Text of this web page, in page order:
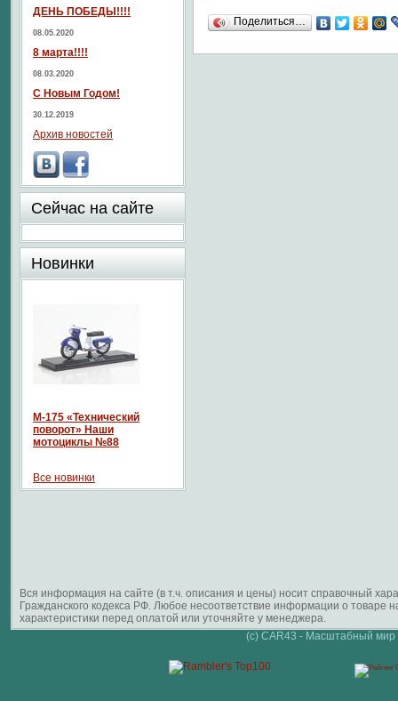
Поделиться…
ДЕНЬ ПОБЕДЫ!!!!
08.05.2020
8 марта!!!!
08.03.2020
С Новым Годом!
30.12.2019
Архив новостей
Сейчас на сайте
Новинки
М-175 «Технический
поворот» Наши
мотоциклы №88
Все новинки
Вся информация на сайте (в т.ч. описания и цены) носит справочный
Гражданского кодекса РФ. Любое несоответствие информации о
характеристики перед оплатой или уточняйте у менеджера.
(c) CAR43 - Масштабный мир